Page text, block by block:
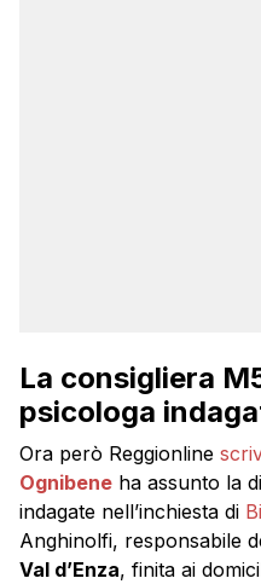
La consigliera
psicologa
Ora però Reggionline
Ognibene ha assunto la
indagate nell’inchiesta di
Anghinolfi, responsabile
Val d’Enza, finita ai